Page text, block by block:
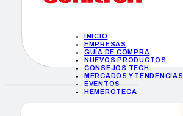
INICIO
EMPRESAS
GUÍA DE COMPRA
NUEVOS PRODUCTOS
CONSEJOS TECH
MERCADOS Y TENDENCIAS
EVENTOS
HEMEROTECA